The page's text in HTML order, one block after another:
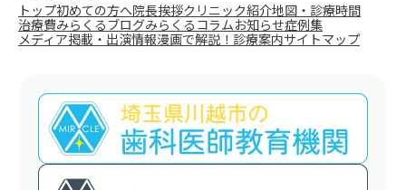
トップ初めての方へ院長挨拶クリニック紹介地図・診療時間
治療費みらくるブログみらくるコラムお知らせ症例集
メディア掲載・出演情報漫画で解説！ 診療案内サイトマップ